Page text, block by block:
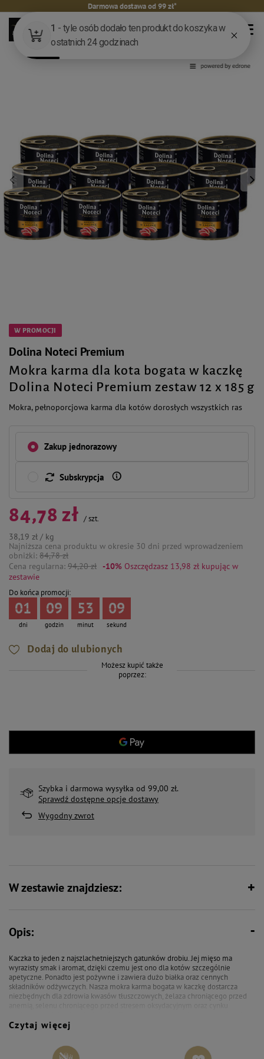
Darmowa dostawa od 99 zł*
W PROMOCJI
Dolina Noteci Premium
Mokra karma dla kota bogata w kaczkę
Dolina Noteci Premium zestaw 12 x 185 g
Mokra, pełnoporcjowa karma dla kotów dorosłych wszystkich ras
Zakup jednorazowy
Subskrypcja
84,78 zł /szt.
38,19 zł / kg
Najniższa cena produktu w okresie 30 dni przed wprowadzeniem
obniżki: 84,78 zł
Cena regularna: 94,20 zł -10% Oszczędzasz 13,98 zł kupując w
zestawie
Do końca promocji:
dni
01
godzin
09
minut
53
sekund
08
Dodaj do ulubionych
Możesz kupić także
poprzez:
Szybka i darmowa wysyłka od 99,00 zł.
Sprawdź dostępne opcje dostawy
Wygodny zwrot
W zestawie znajdziesz:
Opis:
Kaczka to jeden z najszlachetniejszych gatunków drobiu. Jej mięso ma
wyrazisty smak i aromat, dzięki czemu jest ono dla kotów szczególnie
apetyczne. Ponadto jest pożywne i zawiera dużo białka oraz cennych
składników odżywczych. Nasza mokra karma bogata w kaczkę dostarcza
niezbędnych dla zdrowia kwasów tłuszczowych, żelaza chroniącego przed
kotów wilgotną postać.
Karma Dolina Noteci Premium zawiera:
Czytaj więcej